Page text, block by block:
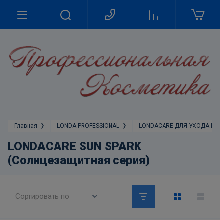
Главная LONDA PROFESSIONAL LONDACARE ДЛЯ УХОДА
LONDACARE SUN SPARK
(Солнцезащитная серия)
Сортировать по